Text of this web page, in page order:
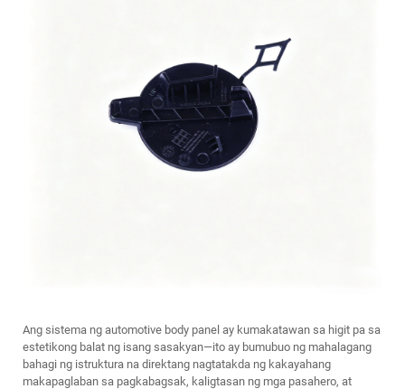
Ang sistema ng automotive body panel ay kumakatawan sa higit pa sa
estetikong balat ng isang sasakyan—ito ay bumubuo ng mahalagang
bahagi ng istruktura na direktang nagtatakda ng kakayahang
makapaglaban sa pagkabagsak, kaligtasan ng mga pasahero, at